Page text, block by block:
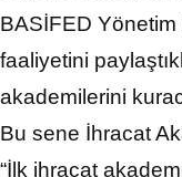
BASİFED
faaliyetini
akademilerini
Bu sene İhracat
“İlk ihracat